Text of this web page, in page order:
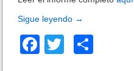
Sigue leyendo →
F